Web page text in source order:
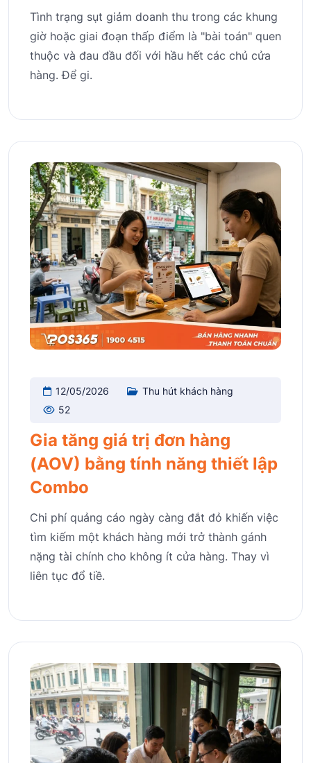
Tình trạng sụt giảm doanh thu trong các khung
giờ hoặc giai đoạn thấp điểm là "bài toán" quen
thuộc và đau đầu đối với hầu hết các chủ cửa
hàng. Để gi.
12/05/2026
Thu hút khách hàng
52
Gia tăng giá trị đơn hàng
(AOV) bằng tính năng thiết lập
Combo
Chi phí quảng cáo ngày càng đắt đỏ khiến việc
tìm kiếm một khách hàng mới trở thành gánh
nặng tài chính cho không ít cửa hàng. Thay vì
liên tục đổ tiề.